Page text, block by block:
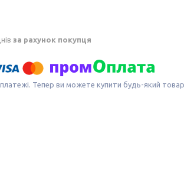
за рахунок покупця
платежі. Тепер ви можете купити будь-який